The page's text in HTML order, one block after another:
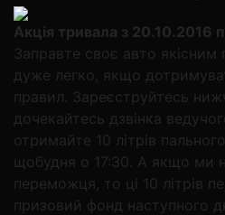
Акція тривала з 20.10.2016
Заправте своє авто
дуже легко, якщо
правил. Зареєструйтесь
дочекайтесь дзвінка
отримайте 10 літрів
щобудня о 17:30. А якщо ми
переможця, то ці 10 літрів
призовий фонд наступного